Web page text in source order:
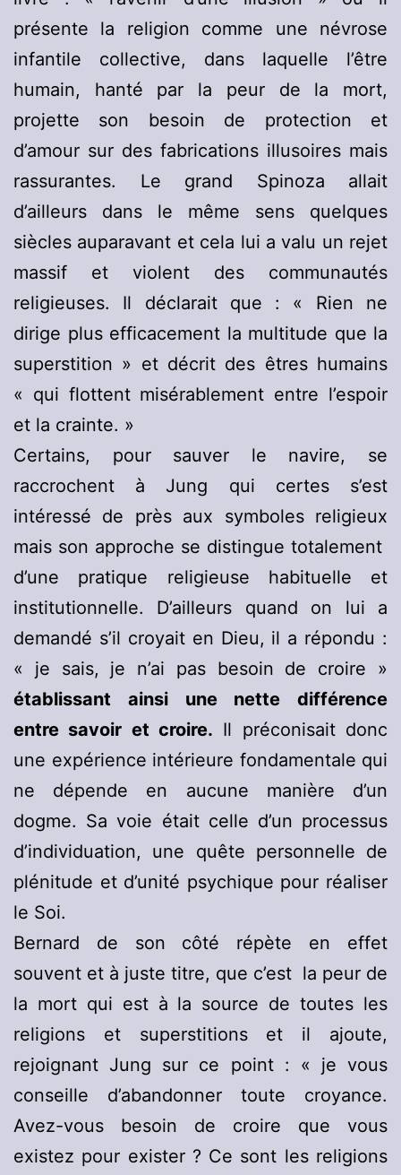
présente la religion comme une névrose
infantile collective, dans laquelle l’être
humain, hanté par la peur de la mort,
projette son besoin de protection et
d’amour sur des fabrications illusoires mais
rassurantes. Le grand Spinoza allait
d’ailleurs dans le même sens quelques
siècles auparavant et cela lui a valu un rejet
massif et violent des communautés
religieuses. Il déclarait que : « Rien ne
dirige plus efficacement la multitude que la
superstition » et décrit des êtres humains
« qui flottent misérablement entre l’espoir
et la crainte. »
Certains, pour sauver le navire, se
raccrochent à Jung qui certes s’est
intéressé de près aux symboles religieux
mais son approche se distingue totalement
d’une pratique religieuse habituelle et
institutionnelle. D’ailleurs quand on lui a
demandé s’il croyait en Dieu, il a répondu :
« je sais, je n’ai pas besoin de croire »
établissant ainsi une nette différence
entre savoir et croire. Il préconisait donc
une expérience intérieure fondamentale qui
ne dépende en aucune manière d’un
dogme. Sa voie était celle d’un processus
d’individuation, une quête personnelle de
plénitude et d’unité psychique pour réaliser
le Soi.
Bernard de son côté répète en effet
souvent et à juste titre, que c’est la peur de
la mort qui est à la source de toutes les
religions et superstitions et il ajoute,
rejoignant Jung sur ce point : « je vous
conseille d’abandonner toute croyance.
Avez-vous besoin de croire que vous
existez pour exister ? Ce sont les religions